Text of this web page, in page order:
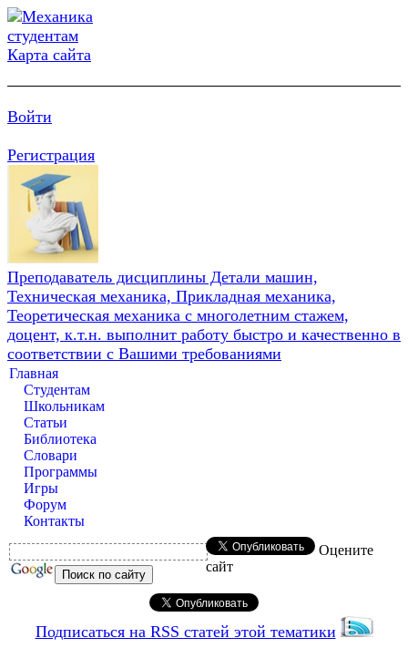
Карта сайта
Войти
Регистрация
Преподаватель дисциплины Детали машин,
Техническая механика, Прикладная механика,
Теоретическая механика с многолетним стажем,
доцент, к.т.н. выполнит работу быстро и качественно в
соответствии с Вашими требованиями
Главная
Студентам
Школьникам
Статьи
Библиотека
Словари
Программы
Игры
Форум
Контакты
Оцените
сайт
Подписаться на RSS статей этой тематики